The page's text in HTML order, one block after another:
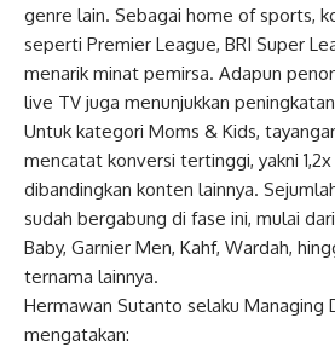
genre lain. Sebagai home of sports,
seperti Premier League, BRI Super
menarik minat pemirsa. Adapun
live TV juga menunjukkan
Untuk kategori Moms & Kids,
mencatat konversi tertinggi, yakni
dibandingkan konten lainnya.
sudah bergabung di fase ini, mulai dari
Baby, Garnier Men, Kahf, Wardah,
ternama lainnya.
Hermawan Sutanto selaku Managing
mengatakan: